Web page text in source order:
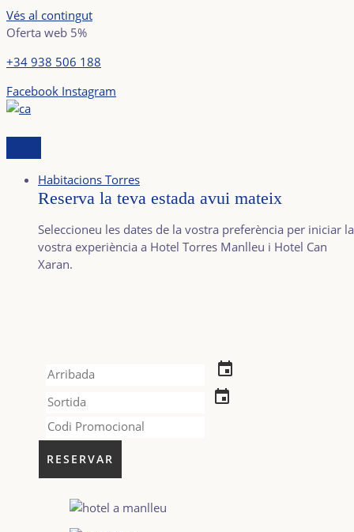
Vés al contingut
Oferta web 5%
+34 938 506 188
Facebook Instagram
Habitacions Torres
Reserva la teva estada avui mateix
Seleccioneu les dates de la vostra preferència per iniciar la
vostra experiència a Hotel Torres Manlleu i Hotel Can
Xaran.
event
event